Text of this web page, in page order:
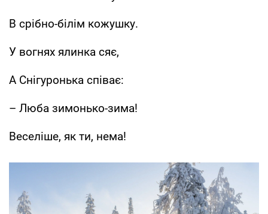
В срібно-білім кожушку.
У вогнях ялинка сяє,
А Снігуронька співає:
– Люба зимонько-зима!
Веселіше, як ти, нема!